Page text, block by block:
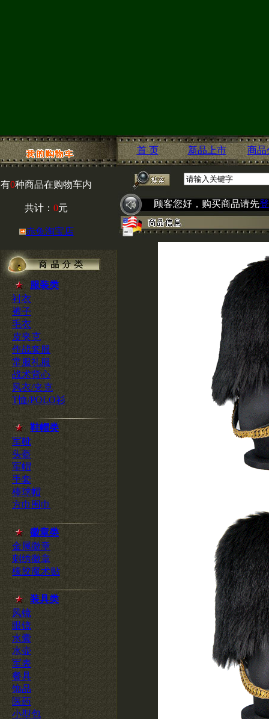
有0种商品在购物车内
共计： 0元
赤兔淘宝店
服装类
衬衣
裤子
毛衣
皮夹克
作战套服
常服礼服
战术背心
风衣/夹克
T恤/POLO衫
鞋帽类
军靴
头盔
军帽
手套
棒球帽
方巾围巾
徽章类
金属徽章
刺绣徽章
橡胶魔术贴
装具类
风镜
眼镜
水囊
水壶
军表
餐具
饰品
医药
小型包
首 页 新品上市 商品
顾客您好，购买商品请先